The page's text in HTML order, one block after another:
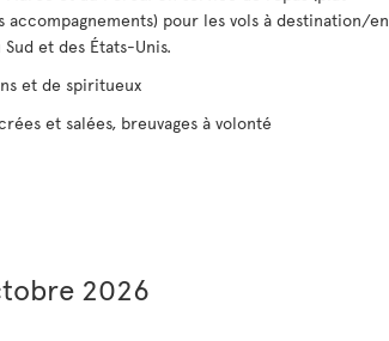
accompagnements) pour les vols à destination/en
et des États-Unis.
et de spiritueux
et salées, breuvages à volonté
2026